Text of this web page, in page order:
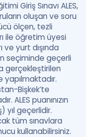
Giriş Sınavı ALES,
oluşan ve soru
ölçen, tezli
ile öğretim üyesi
ve yurt dışında
seçiminde geçerli
gerçekleştirilen
yapılmaktadır.
Bişkek’te
ALES puanınızın
yıl geçerlidir.
tüm sınavlara
kullanabilirsiniz.